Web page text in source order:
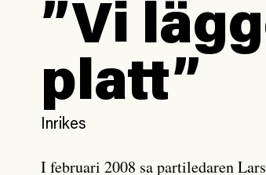
”Vi
platt”
Inrikes
I februari 2008 sa partiledaren